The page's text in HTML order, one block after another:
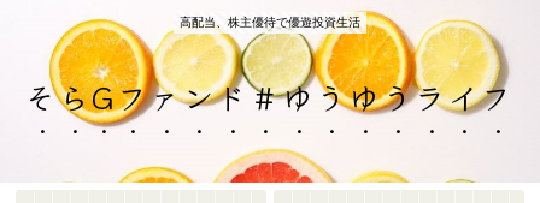
高配当、株主優待で優遊投資生活
そらGファンド＃ゆうゆうライフ